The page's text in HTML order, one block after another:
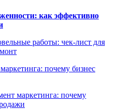
как эффективно
работы: чек-лист для
почему бизнес
маркетинга: почему